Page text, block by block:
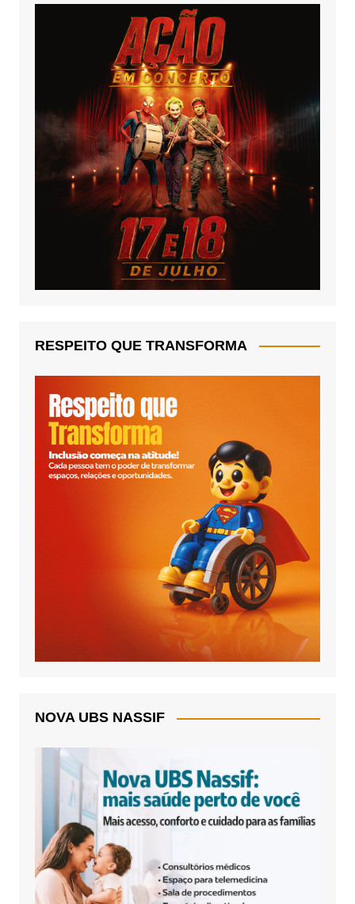
RESPEITO QUE TRANSFORMA
NOVA UBS NASSIF